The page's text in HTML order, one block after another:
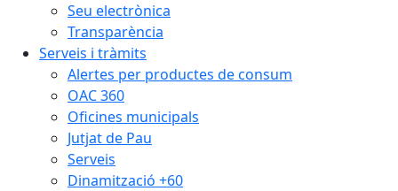
Seu electrònica
Transparència
Serveis i tràmits
Alertes per productes de consum
OAC 360
Oficines municipals
Jutjat de Pau
Serveis
Dinamització +60